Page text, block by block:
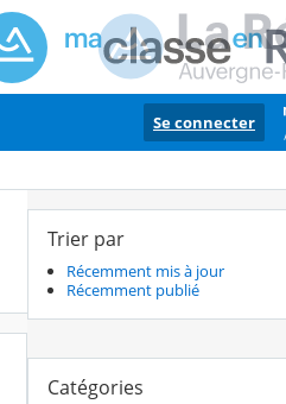
Se connecter
Trier par
Récemment mis à jour
Récemment publié
Catégories